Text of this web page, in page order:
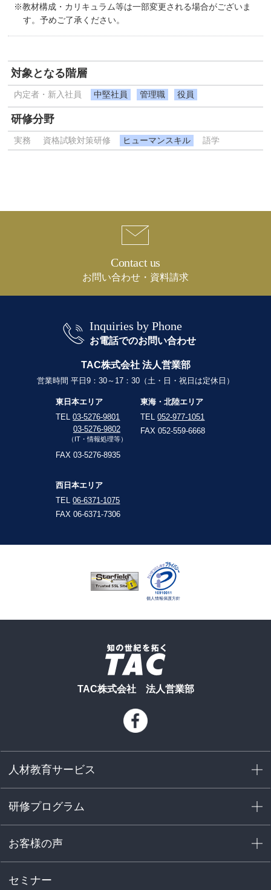
※教材構成・カリキュラム等は一部変更される場合がございま
す。予めご了承ください。
対象となる階層
内定者・新入社員 中堅社員 管理職 役員
研修分野
実務 資格試験対策研修 ヒューマンスキル 語学
Contact us
お問い合わせ・資料請求
Inquiries by Phone
お電話でのお問い合わせ
TAC株式会社 法人営業部
営業時間 平日9：30～17：30（土・日・祝日は定休日）
東日本エリア
TEL03-5276-9801
03-5276-9802
（IT・情報処理等）
FAX 03-5276-8935
東海・北陸エリア
TEL052-977-1051
FAX 052-559-6668
西日本エリア
TEL06-6371-1075
FAX 06-6371-7306
TAC株式会社 法人営業部
人材教育サービス
研修プログラム
お客様の声
セミナー